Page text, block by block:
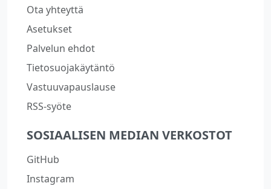
Ota yhteyttä
Asetukset
Palvelun ehdot
Tietosuojakäytäntö
Vastuuvapauslause
RSS-syöte
SOSIAALISEN MEDIAN VERKOSTOT
GitHub
Instagram